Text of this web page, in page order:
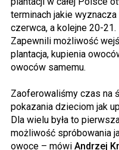
terminach jakie
czerwca, a kolejne 20-
Zapewnili możliwość
plantacja, kupienia
owoców samemu.
Zaoferowaliśmy czas na
pokazania dzieciom jak
Dla wielu była to
możliwość spróbowania
owoce – mówi Andrzej